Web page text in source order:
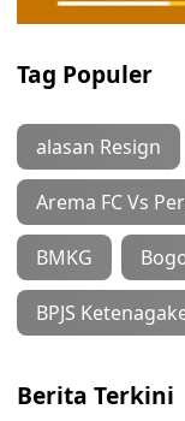
Tag Populer
alasan Resign
Arema FC Vs
BMKG
BPJS
Berita Terkini